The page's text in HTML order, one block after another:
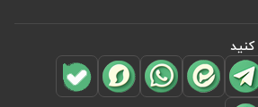
کنید